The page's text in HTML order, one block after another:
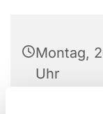
Montag,
Uhr